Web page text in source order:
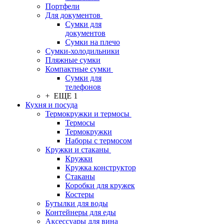
Портфели
Для документов
Сумки для
документов
Сумки на плечо
Сумки-холодильники
Пляжные сумки
Компактные сумки
Сумки для
телефонов
+ ЕЩЕ 1
Кухня и посуда
Термокружки и термосы
Термосы
Термокружки
Наборы с термосом
Кружки и стаканы
Кружки
Кружка конструктор
Стаканы
Коробки для кружек
Костеры
Бутылки для воды
Контейнеры для еды
Аксессуары для вина